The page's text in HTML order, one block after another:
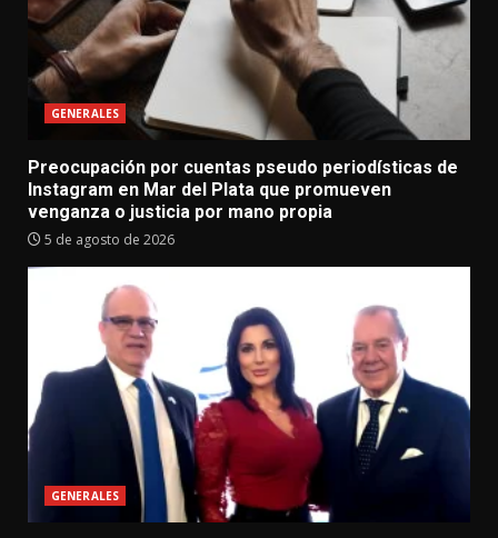
GENERALES
Preocupación por cuentas pseudo periodísticas de
Instagram en Mar del Plata que promueven
venganza o justicia por mano propia
5 de agosto de 2026
GENERALES